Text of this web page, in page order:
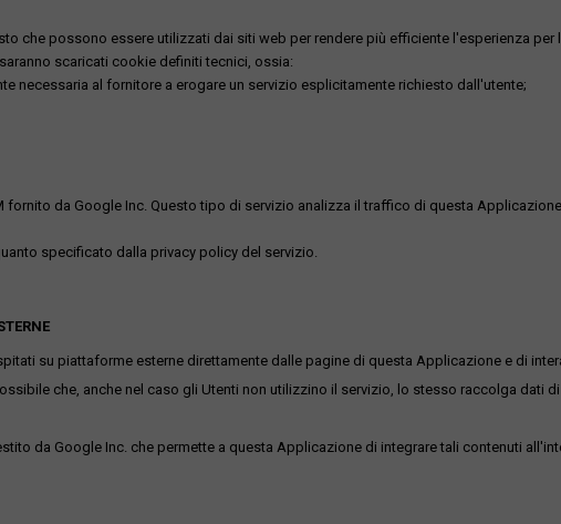
che possono essere utilizzati dai siti web per rendere più efficiente l'esperienza per
scaricati cookie definiti tecnici, ossia:
necessaria al fornitore a erogare un servizio esplicitamente richiesto dall'utente;
fornito da Google Inc. Questo tipo di servizio analizza il traffico di questa
specificato dalla privacy policy del servizio.
su piattaforme esterne direttamente dalle pagine di questa Applicazione e di
che, anche nel caso gli Utenti non utilizzino il servizio, lo stesso raccolga dati
da Google Inc. che permette a questa Applicazione di integrare tali contenuti